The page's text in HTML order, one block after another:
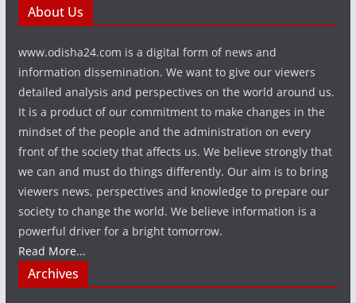
About Us
www.odisha24.com is a digital form of news and
information dissemination. We want to give our viewers
detailed analysis and perspectives on the world around us.
It is a product of our commitment to make changes in the
mindset of the people and the administration on every
front of the society that affects us. We believe strongly that
we can and must do things differently. Our aim is to bring
viewers news, perspectives and knowledge to prepare our
society to change the world. We believe information is a
powerful driver for a bright tomorrow.
Read More...
Archives